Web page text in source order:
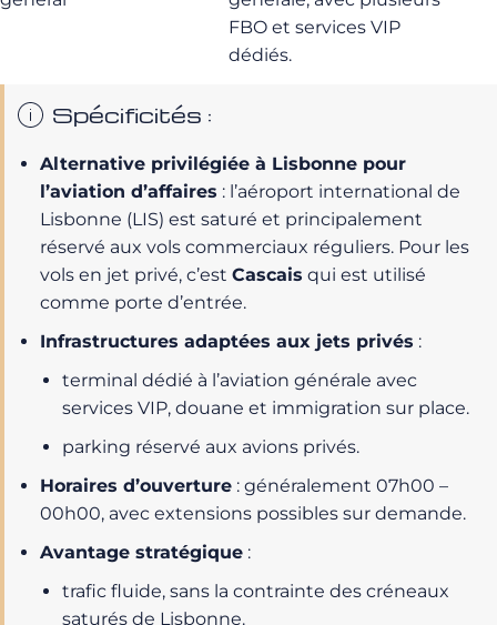
FBO et services VIP
dédiés.
Spécificités :
Alternative privilégiée à Lisbonne pour
l’aviation d’affaires : l’aéroport international de
Lisbonne (LIS) est saturé et principalement
réservé aux vols commerciaux réguliers. Pour les
vols en jet privé, c’est Cascais qui est utilisé
comme porte d’entrée.
Infrastructures adaptées aux jets privés :
terminal dédié à l’aviation générale avec
services VIP, douane et immigration sur place.
parking réservé aux avions privés.
Horaires d’ouverture : généralement 07h00 –
00h00, avec extensions possibles sur demande.
Avantage stratégique :
trafic fluide, sans la contrainte des créneaux
saturés de Lisbonne.